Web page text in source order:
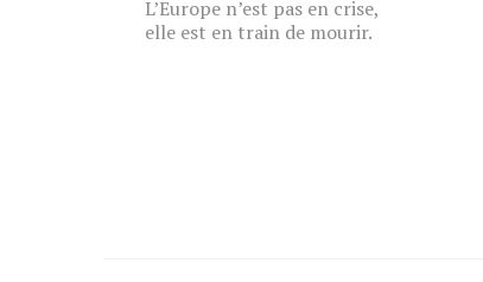
L’Europe n’est pas en crise,
elle est en train de mourir.